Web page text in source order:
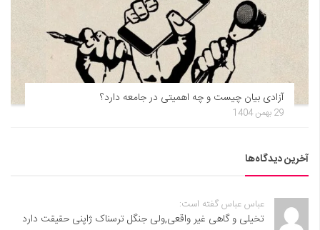
آزادی بیان چیست و چه اهمیتی در جامعه دارد؟
29 بهمن 1404
آخرین دیدگاه‌ها
عباس عباس گفته است:
تخیلی و گاهی غیر واقعی,ولی جنگل ترسناک ژاپنی حقیقت دارد